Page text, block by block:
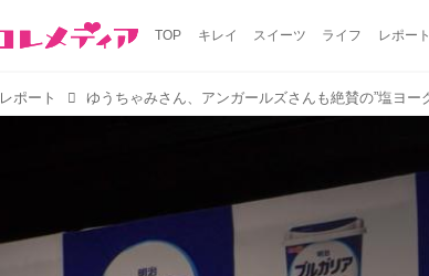
TOP キレイ スイーツ ライフ レポート
レポート